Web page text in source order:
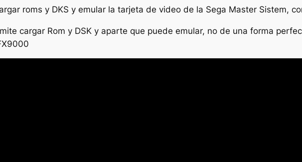
roms y DKS y emular la tarjeta de video de la Sega Master Sistem,
cargar Rom y DSK y aparte que puede emular, no de una forma